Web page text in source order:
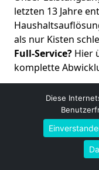
letzten 13 Jahre
als nur Kisten
Full-Service? Hier
komplette
Diese